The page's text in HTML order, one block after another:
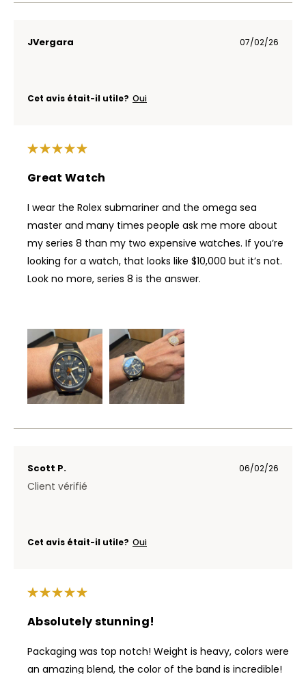
JVergara 07/02/26
Cet avis était-il utile? Oui
Great Watch
I wear the Rolex submariner and the omega sea
master and many times people ask me more about
my series 8 than my two expensive watches. If you’re
looking for a watch, that looks like $10,000 but it’s not.
Look no more, series 8 is the answer.
Scott P. 06/02/26
Client vérifié
Cet avis était-il utile? Oui
Absolutely stunning!
Packaging was top notch! Weight is heavy, colors were
an amazing blend, the color of the band is incredible!